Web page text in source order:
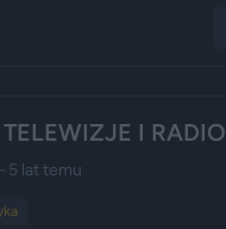
I RADIO
lat temu